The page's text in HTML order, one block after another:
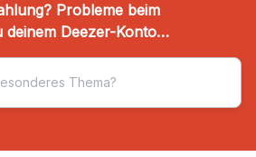
Probleme beim
deinem Deezer-Konto…